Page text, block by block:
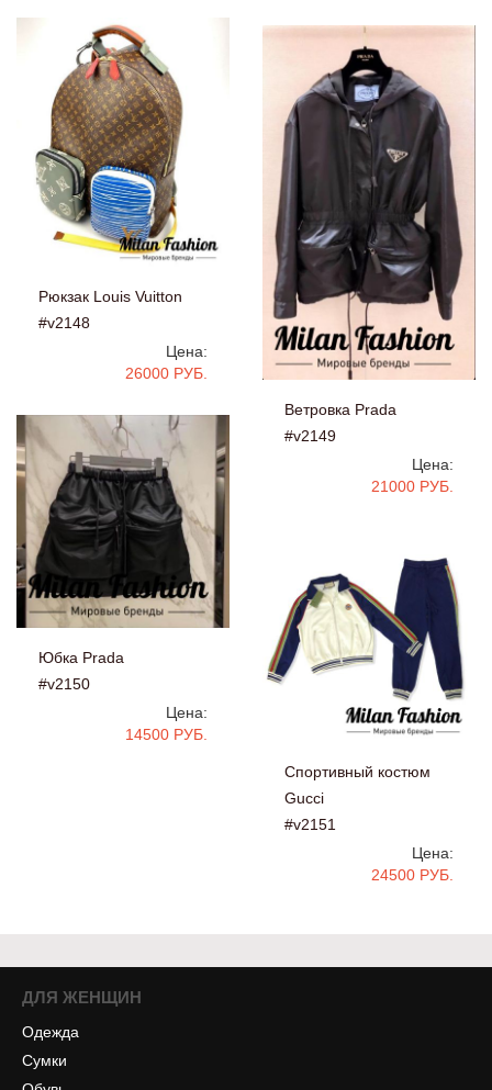
Рюкзак Louis Vuitton
#v2148
Цена:
26000 РУБ.
Ветровка Prada
#v2149
Цена:
21000 РУБ.
Юбка Prada
#v2150
Цена:
14500 РУБ.
Спортивный костюм
Gucci
#v2151
Цена:
24500 РУБ.
ДЛЯ ЖЕНЩИН
Одежда
Сумки